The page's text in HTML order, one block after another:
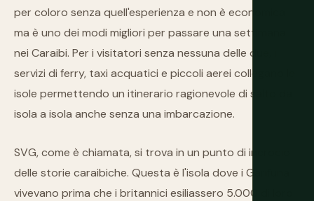
per coloro senza quell'esperienza e non è economica
ma è uno dei modi migliori per passare una settimana
nei Caraibi. Per i visitatori senza nessuna delle due, i
servizi di ferry, taxi acquatici e piccoli aerei collegano le
isole permettendo un itinerario ragionevole di salto da
isola a isola anche senza una imbarcazione.
SVG, come è chiamata, si trova in un punto di incrocio
delle storie caraibiche. Questa è l'isola dove i Garifuna
vivevano prima che i britannici esiliassero 5.000 di loro